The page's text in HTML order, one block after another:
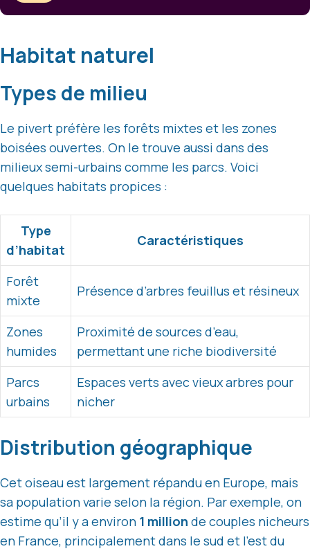
Habitat naturel
Types de milieu
Le pivert préfère les forêts mixtes et les zones
boisées ouvertes. On le trouve aussi dans des
milieux semi-urbains comme les parcs. Voici
quelques habitats propices :
Type
d’habitat
Caractéristiques
Forêt
mixte
Présence d’arbres feuillus et résineux
Zones
humides
Proximité de sources d’eau,
permettant une riche biodiversité
Parcs
urbains
Espaces verts avec vieux arbres pour
nicher
Distribution géographique
Cet oiseau est largement répandu en Europe, mais
sa population varie selon la région. Par exemple, on
estime qu’il y a environ 1 million de couples nicheurs
en France, principalement dans le sud et l’est du